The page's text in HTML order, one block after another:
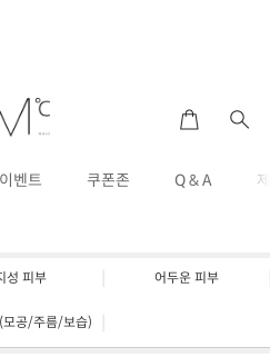
이벤트 쿠폰존 Q & A
성 피부 어두운 피부
모공/주름/보습)